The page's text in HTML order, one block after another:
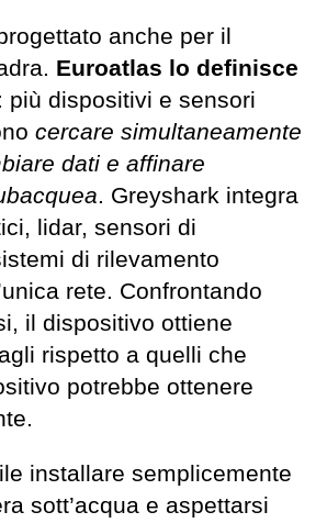
anche per il
Euroatlas lo definisce
: più dispositivi e sensori
cercare simultaneamente
dati e affinare
. Greyshark integra
lidar, sensori di
di rilevamento
rete. Confrontando
il dispositivo ottiene
rispetto a quelli che
potrebbe ottenere
installare semplicemente
sott’acqua e aspettarsi